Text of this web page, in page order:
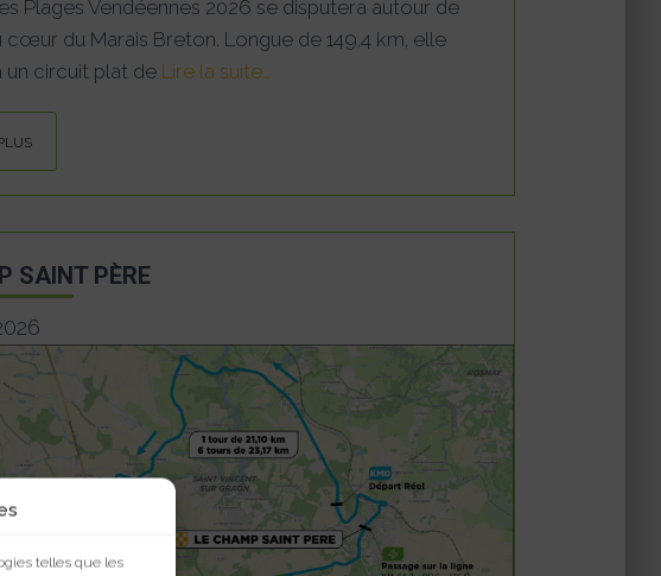
telles que les
Plages Vendéennes 2026 se disputera autour de
cœur du Marais Breton. Longue de 149,4 km, elle
un circuit plat de Lire la suite…
SAINT PÈRE